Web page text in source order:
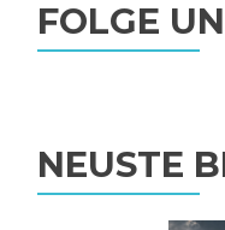
FOLGE
NEUSTE